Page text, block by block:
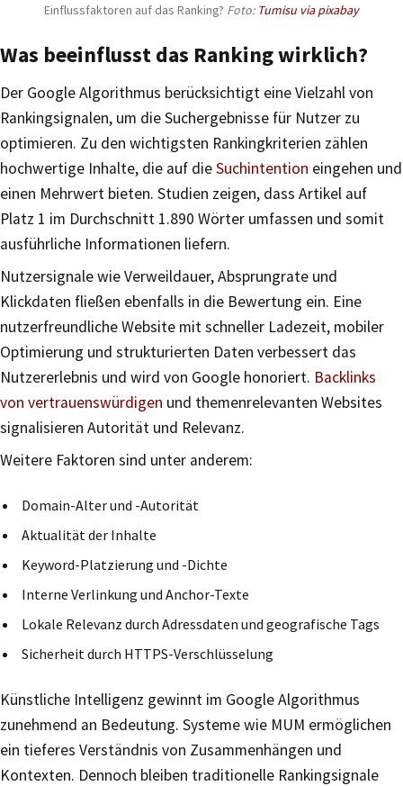
Einflussfaktoren auf das Ranking? Foto: Tumisu via pixabay
Was beeinflusst das Ranking wirklich?
Der Google Algorithmus berücksichtigt eine Vielzahl von
Rankingsignalen, um die Suchergebnisse für Nutzer zu
optimieren. Zu den wichtigsten Rankingkriterien zählen
hochwertige Inhalte, die auf dieSuchintention eingehen und
einen Mehrwert bieten. Studien zeigen, dass Artikel auf
Platz 1 im Durchschnitt 1.890 Wörter umfassen und somit
ausführliche Informationen liefern.
Nutzersignale wie Verweildauer, Absprungrate und
Klickdaten fließen ebenfalls in die Bewertung ein. Eine
nutzerfreundliche Website mit schneller Ladezeit, mobiler
Optimierung und strukturierten Daten verbessert das
Nutzererlebnis und wird von Google honoriert. Backlinks
von vertrauenswürdigen und themenrelevanten Websites
signalisieren Autorität und Relevanz.
Weitere Faktoren sind unter anderem:
Domain-Alter und -Autorität
Aktualität der Inhalte
Keyword-Platzierung und -Dichte
Interne Verlinkung und Anchor-Texte
Lokale Relevanz durch Adressdaten und geografische Tags
Sicherheit durch HTTPS-Verschlüsselung
Künstliche Intelligenz gewinnt im Google Algorithmus
zunehmend an Bedeutung. Systeme wie MUM ermöglichen
ein tieferes Verständnis von Zusammenhängen und
Kontexten. Dennoch bleiben traditionelle Rankingsignale